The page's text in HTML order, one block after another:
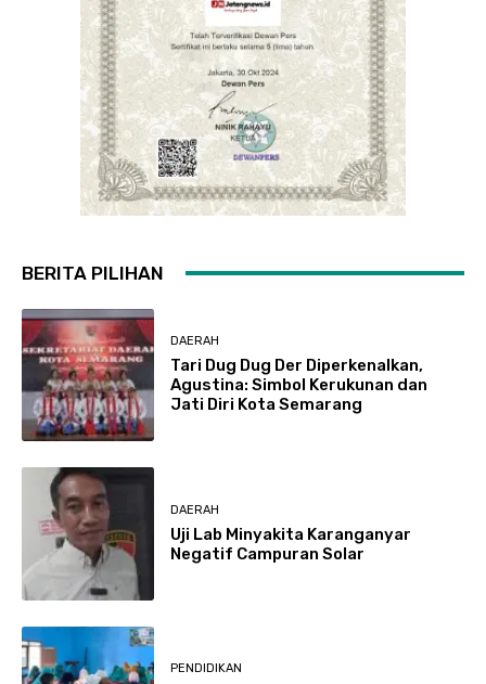
BERITA PILIHAN
DAERAH
Tari Dug Dug Der Diperkenalkan,
Agustina: Simbol Kerukunan dan
Jati Diri Kota Semarang
DAERAH
Uji Lab Minyakita Karanganyar
Negatif Campuran Solar
PENDIDIKAN